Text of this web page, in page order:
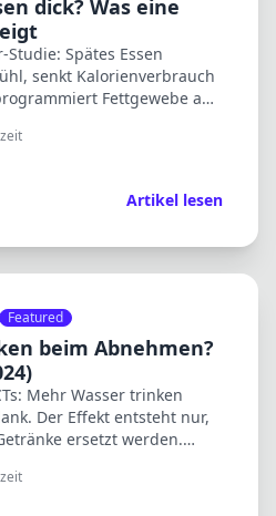
dick? Was eine
Spätes Essen
senkt Kalorienverbrauch
Fettgewebe auf
Artikel lesen
Featured
beim Abnehmen?
Mehr Wasser trinken
Der Effekt entsteht nur,
ersetzt werden.